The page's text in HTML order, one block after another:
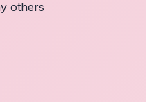
others